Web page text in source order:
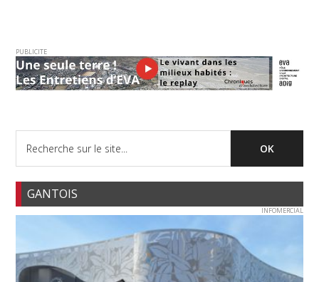
PUBLICITE
GANTOIS
INFOMERCIAL